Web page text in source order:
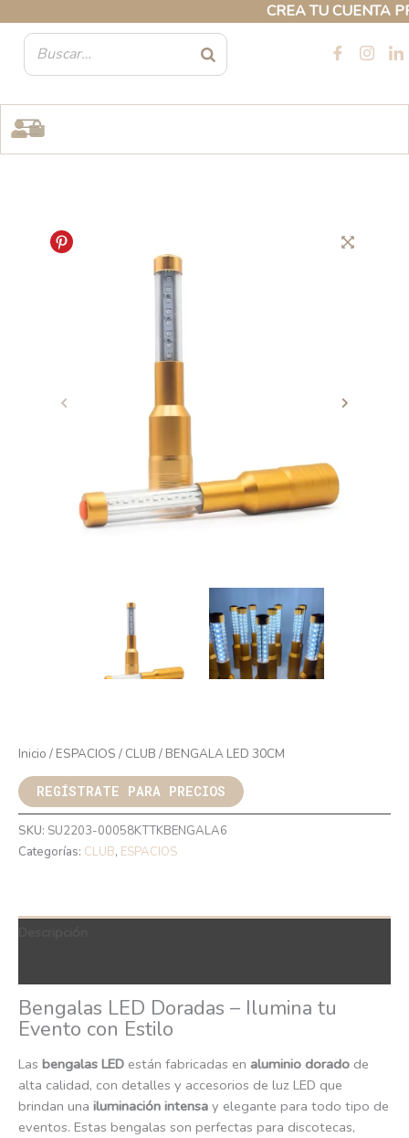
CREA TU CUENTA
contenido
Inicio / ESPACIOS / CLUB / BENGALA LED 30CM
REGÍSTRATE PARA PRECIOS
SKU: SU2203-00058KTTKBENGALA6
Categorías: CLUB, ESPACIOS
Bengalas LED Doradas – Ilumina tu
Evento con Estilo
Las bengalas LED están fabricadas en aluminio dorado de
alta calidad, con detalles y accesorios de luz LED que
brindan una iluminación intensa y elegante para todo tipo de
eventos. Estas bengalas son perfectas para discotecas,